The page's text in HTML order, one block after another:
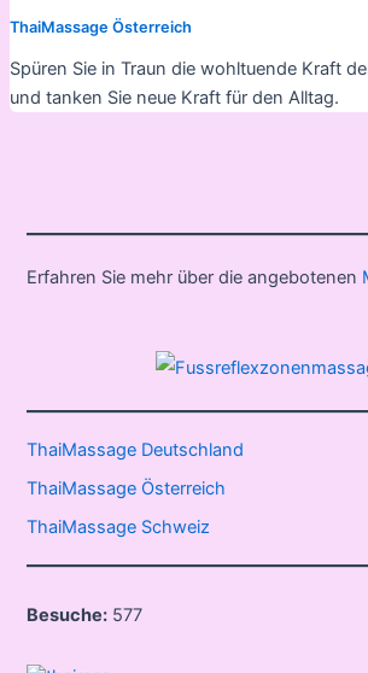
ThaiMassage Österreich
Spüren Sie in Traun die wohltuende Kraft
und tanken Sie neue Kraft für den Alltag.
Erfahren Sie mehr über die angebotenen
ThaiMassage Deutschland
ThaiMassage Österreich
ThaiMassage Schweiz
Besuche: 577